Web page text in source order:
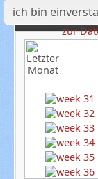
Termine
ich bin
zur